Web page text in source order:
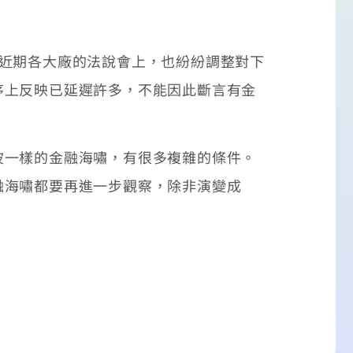
各大廠的法說會上，也紛紛調整對下
反映已延遲許多，不能因此斷言有金
的金融海嘯，有很多複雜的條件。
嘯都要再進一步觀察，除非演變成